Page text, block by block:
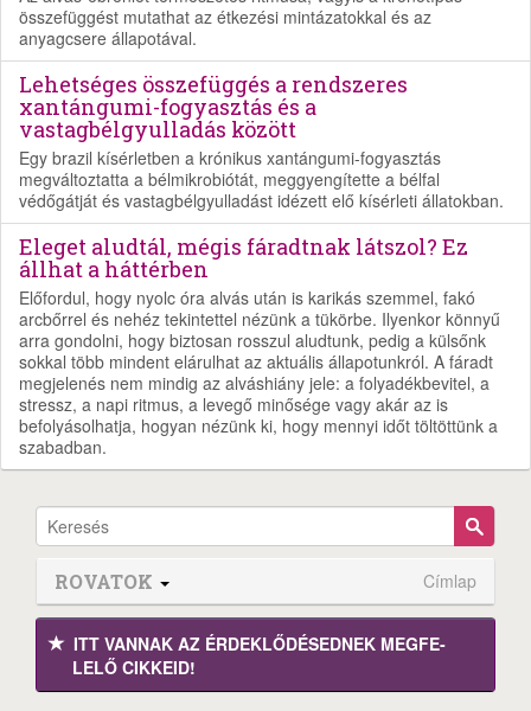
összefüggést mutathat az étkezési mintázatokkal és az
anyagcsere állapotával.
Lehetséges összefüggés a rendszeres
xantángumi-fogyasztás és a
vastagbélgyulladás között
Egy brazil kísérletben a krónikus xantángumi-fogyasztás
megváltoztatta a bélmikrobiótát, meggyengítette a bélfal
védőgátját és vastagbélgyulladást idézett elő kísérleti állatokban.
Eleget aludtál, mégis fáradtnak látszol? Ez
állhat a háttérben
Előfordul, hogy nyolc óra alvás után is karikás szemmel, fakó
arcbőrrel és nehéz tekintettel nézünk a tükörbe. Ilyenkor könnyű
arra gondolni, hogy biztosan rosszul aludtunk, pedig a külsőnk
sokkal több mindent elárulhat az aktuális állapotunkról. A fáradt
megjelenés nem mindig az alváshiány jele: a folyadékbevitel, a
stressz, a napi ritmus, a levegő minősége vagy akár az is
befolyásolhatja, hogyan nézünk ki, hogy mennyi időt töltöttünk a
szabadban.
ROVATOK Címlap
ITT VANNAK AZ ÉRDEK­LŐDÉ­SEDNEK MEGFE­
LELŐ CIKKEID!